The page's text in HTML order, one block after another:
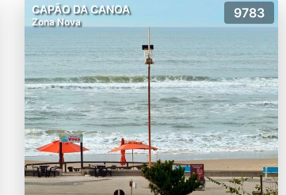
CAPÃO DA CANOA
Zona Nova
9783